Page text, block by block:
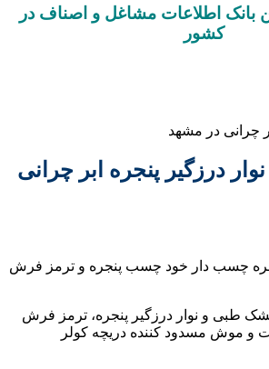
بانک اطلاعات مشاغل و اصناف در
کشور
درزگیر پنجره ابر چرانی
چسب دار خود چسب پنجره و ترمز فرش
و تشک طبی و نوار درزگیر پنجره، ترمز فرش
موش مسدود کننده دریچه کولر